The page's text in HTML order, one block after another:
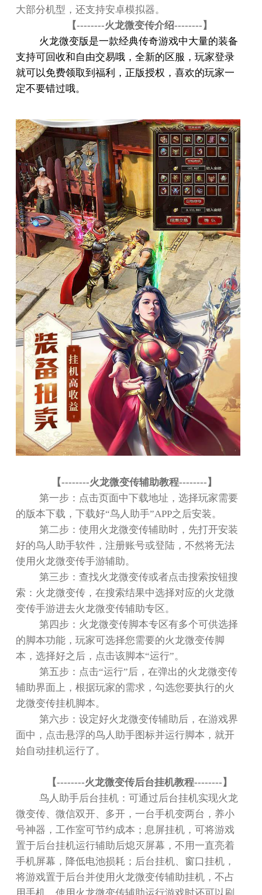
大部分机型，还支持安卓模拟器。
【--------火龙微变传介绍--------】
火龙微变版是一款经典传奇游戏中大量的装备
支持可回收和自由交易哦，全新的区服，玩家登录
就可以免费领取到福利，正版授权，喜欢的玩家一
定不要错过哦。
【--------火龙微变传辅助教程--------】
第一步：点击页面中下载地址，选择玩家需要
的版本下载，下载好“鸟人助手”APP之后安装。
第二步：使用火龙微变传辅助时，先打开安装
好的鸟人助手软件，注册账号或登陆，不然将无法
使用火龙微变传手游辅助。
第三步：查找火龙微变传或者点击搜索按钮搜
索：火龙微变传，在搜索结果中选择对应的火龙微
变传手游进去火龙微变传辅助专区。
第四步：火龙微变传脚本专区有多个可供选择
的脚本功能，玩家可选择您需要的火龙微变传脚
本，选择好之后，点击该脚本“运行”。
第五步：点击“运行”后，在弹出的火龙微变传
辅助界面上，根据玩家的需求，勾选您要执行的火
龙微变传挂机脚本。
第六步：设定好火龙微变传辅助后，在游戏界
面中，点击悬浮的鸟人助手图标并运行脚本，就开
始自动挂机运行了。
【--------火龙微变传后台挂机教程--------】
鸟人助手后台挂机：可通过后台挂机实现火龙
微变传、微信双开、多开，一台手机变两台，养小
号神器，工作室可节约成本；息屏挂机，可将游戏
置于后台挂机运行辅助后熄灭屏幕，不用一直亮着
手机屏幕，降低电池损耗；后台挂机、窗口挂机，
将游戏置于后台并使用火龙微变传辅助挂机，不占
用手机，使用火龙微变传辅助运行游戏时还可以刷